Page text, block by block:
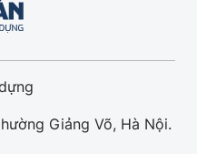
Giảng Võ, Hà Nội.